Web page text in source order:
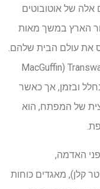
אלה של אוטובוטים
הארץ במשך מאות
את עולם הבית שלהם.
המשך ההישרדות שלהם תלוי במפתח Transwarp (MacGuffin
ובזמן, אך כאשר
של המפתח, הוא
האדמה,
קלן), מאגדים כוחות